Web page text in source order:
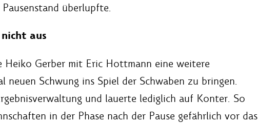
überlupfte.
aus
Gerber mit Eric Hottmann eine weitere
neuen Schwung ins Spiel der Schwaben zu bringen.
und lauerte lediglich auf Konter. So
in der Phase nach der Pause gefährlich vor das